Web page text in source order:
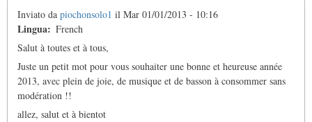
Inviato da piochonsolo1 il Mar 01/01/2013 - 10:16
Lingua
French
Salut à toutes et à tous,
Juste un petit mot pour vous souhaiter une bonne et heureuse année
2013, avec plein de joie, de musique et de basson à consommer sans
modération !!
allez, salut et à bientot